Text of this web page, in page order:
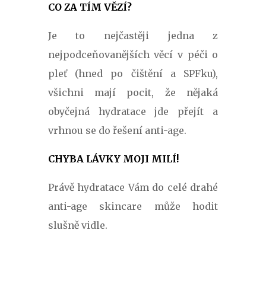
CO ZA TÍM VĚZÍ?
Je to nejčastěji jedna z
nejpodceňovanějších věcí v péči o
pleť (hned po čištění a SPFku),
všichni mají pocit, že nějaká
obyčejná hydratace jde přejít a
vrhnou se do řešení anti-age.
CHYBA LÁVKY MOJI MILÍ!
Právě hydratace Vám do celé drahé
anti-age skincare může hodit
slušně vidle.